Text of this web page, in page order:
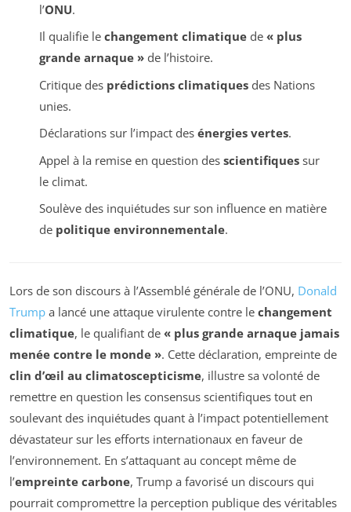
l’ONU.
Il qualifie le changement climatiquede « plus
grande arnaque »de l’histoire.
Critique des prédictions climatiquesdes Nations
unies.
Déclarations sur l’impact des énergies vertes.
Appel à la remise en question des scientifiquessur
le climat.
Soulève des inquiétudes sur son influence en matière
de politique environnementale.
Lors de son discours à l’Assemblé générale de l’ONU, Donald
Trump a lancé une attaque virulente contre le changement
climatique, le qualifiant de « plus grande arnaque jamais
menée contre le monde ». Cette déclaration, empreinte de
clin d’œil au climatoscepticisme, illustre sa volonté de
remettre en question les consensus scientifiques tout en
soulevant des inquiétudes quant à l’impact potentiellement
dévastateur sur les efforts internationaux en faveur de
l’environnement. En s’attaquant au concept même de
l’empreinte carbone, Trump a favorisé un discours qui
pourrait compromettre la perception publique des véritables